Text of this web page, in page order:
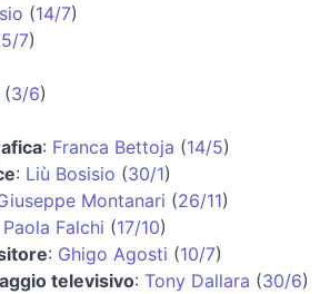
(14/7)
7)
(3/6)
: Franca Bettoja (14/5)
: Liù Bosisio (30/1)
Montanari (26/11)
Paola Falchi (17/10)
: Ghigo Agosti (10/7)
televisivo: Tony Dallara (30/6)